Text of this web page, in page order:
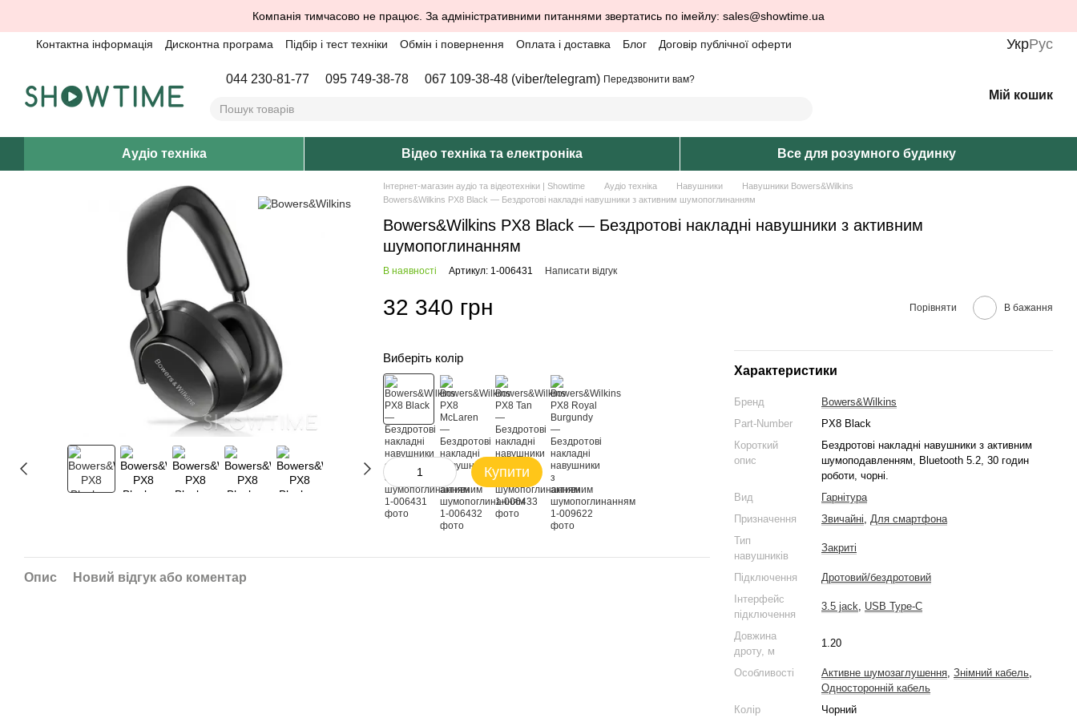
Компанія тимчасово не працює. За адміністративними питаннями звертатись по імейлу: sales@showtime.ua
Контактна інформація Дисконтна програма Підбір і тест техніки Обмін і повернення Оплата і доставка Блог Договір публічної оферти УкрРус
044 230-81-77 095 749-38-78 067 109-38-48 (viber/telegram) Передзвонити вам?
Мій кошик
Аудіо техніка Відео техніка та електроніка Все для розумного будинку
Інтернет-магазин аудіо та відеотехніки | Showtime Аудіо техніка Навушники
Навушники Bowers&Wilkins
Bowers&Wilkins PX8 Black — Бездротові накладні навушники з активним шумопоглинанням
Bowers&Wilkins PX8 Black — Бездротові накладні навушники з активним
шумопоглинанням
В наявності Артикул: 1-006431 Написати відгук
32 340 грн Порівняти В бажання
Виберіть колір
Купити
Характеристики
Бренд
Bowers&Wilkins
Part-Number
PX8 Black
Короткий
опис
Бездротові накладні навушники з активним
шумоподавленням, Bluetooth 5.2, 30 годин
роботи, чорні.
Вид
Гарнітура
Призначення
Звичайні, Для смартфона
Тип
навушників
Закриті
Підключення
Дротовий/бездротовий
Інтерфейс
підключення
3.5 jack, USB Type-C
Довжина
дроту, м
1.20
Особливості Активне шумозаглушення, Знімний кабель,
Односторонній кабель
Колір
Чорний
Опис Новий відгук або коментар